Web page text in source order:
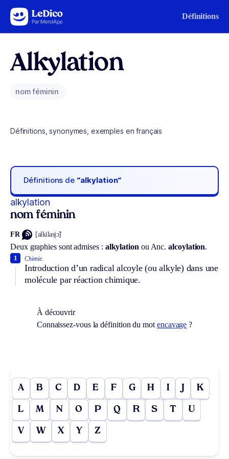
Aller au contenu Définitions
Alkylation
nom féminin
Définitions, synonymes, exemples en français
Définitions de “alkylation“
alkylation
nom féminin
FR [alkilasjɔ̃]
Deux graphies sont admises : alkylation ou Anc. alcoylation.
Chimie.
Introduction d’un radical alcoyle (ou alkyle) dans une
molécule par réaction chimique.
1
À découvrir
Connaissez-vous la définition du mot encavage ?
A B C D E F G H I J K
L M N O P Q R S T U
V W X Y Z